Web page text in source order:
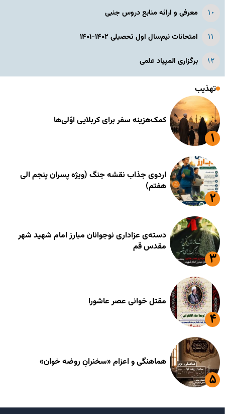
معرفی و ارائه منابع دروس جنبی
امتحانات نیم‌سال اول تحصیلی ۱۴۰۲-۱۴۰۱
برگزاری المپیاد علمی
تهذیب
کمک‌هزینه سفر برای کربلایی اوّلی‌ها
اردوی جذاب نقشه جنگ (ویژه پسران پنجم الی
هفتم)
دسته‌ی عزاداری نوجوانان مبارز امام شهید شهر
مقدس قم
مقتل خوانی عصر عاشورا
هماهنگی و اعزام «سخنرانِ روضه خوان»